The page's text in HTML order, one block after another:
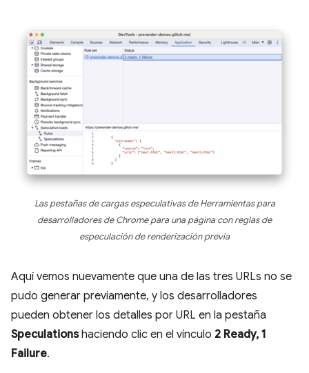
Las pestañas de cargas especulativas de Herramientas para
desarrolladores de Chrome para una página con reglas de
especulación de renderización previa
Aquí vemos nuevamente que una de las tres URLs no se
pudo generar previamente, y los desarrolladores
pueden obtener los detalles por URL en la pestaña
Speculationshaciendo clic en el vínculo 2 Ready, 1
Failure.